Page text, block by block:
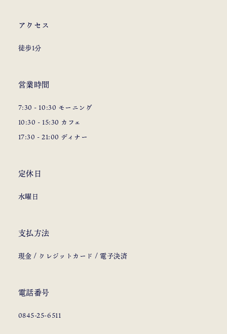
アクセス
徒歩1分
営業時間
7:30 - 10:30 モーニング
10:30 - 15:30 カフェ
17:30 - 21:00 ディナー
定休日
水曜日
支払方法
現金 / クレジットカード / 電子決済
電話番号
0845-25-6511